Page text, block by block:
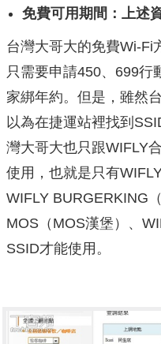
免費可用期間：上述
台灣大哥大的免費Wi-Fi
只需要申請450、699行
家綁年約。但是，雖然
以為在捷運站裡找到
灣大哥大也只跟WIFLY
使用，也就是只有
WIFLY BURGERKING
MOS（MOS漢堡）、
SSID才能使用。